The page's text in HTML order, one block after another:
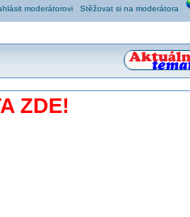
moderátorovi Stěžovat si na moderátora
ZDE!